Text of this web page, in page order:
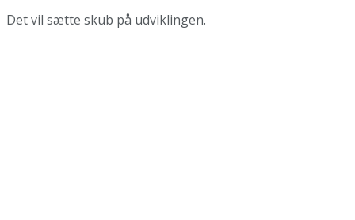
Det vil sætte skub på udviklingen.